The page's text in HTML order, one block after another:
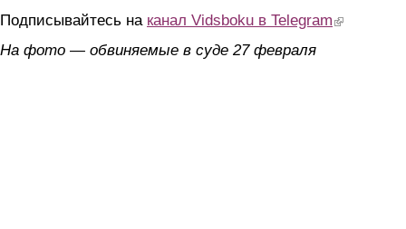
Подписывайтесь на канал Vidsboku в Telegram (link is
На фото — обвиняемые в суде 27 февраля